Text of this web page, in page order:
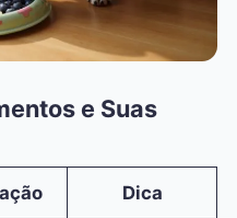
e Suas
Dica